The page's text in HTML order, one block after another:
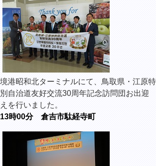
境港昭和北ターミナルにて、鳥取県・江原特
別自治道友好交流30周年記念訪問団お出迎
えを行いました。
13時00分 倉吉市駄経寺町